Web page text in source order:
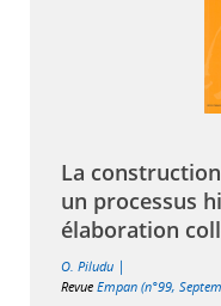
La
un processus
élaboration
O. Piludu |
Revue Empan (n°99,